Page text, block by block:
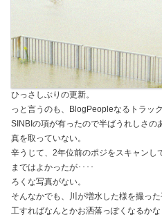
ひっさしぶりの更新。
っと言うのも、BlogPeopleなるトラッ
SINBIの項が有ったので半ばうれしさ
真を取っていない。
辛うじて、2年位前のポジをスキャンし
まではよかったが････
ろくな写真がない。
そんなかでも、川が増水した様を撮っ
工すればなんとかお洒落っぽくなるか